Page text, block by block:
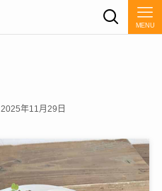
MENU
2025年11月29日